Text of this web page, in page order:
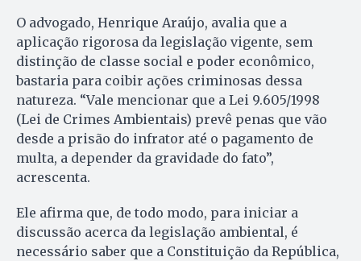
O advogado, Henrique Araújo, avalia que a
aplicação rigorosa da legislação vigente, sem
distinção de classe social e poder econômico,
bastaria para coibir ações criminosas dessa
natureza. “Vale mencionar que a Lei 9.605/1998
(Lei de Crimes Ambientais) prevê penas que vão
desde a prisão do infrator até o pagamento de
multa, a depender da gravidade do fato”,
acrescenta.
Ele afirma que, de todo modo, para iniciar a
discussão acerca da legislação ambiental, é
necessário saber que a Constituição da República,